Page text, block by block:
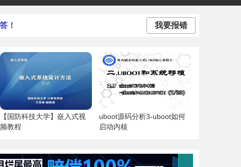
！ 我要报错
【国防科技大学】嵌入式视
频教程
uboot源码分析3-uboot如何
启动内核